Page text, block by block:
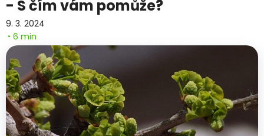
- S čím vám pomůže?
9. 3. 2024
◔ 6 min